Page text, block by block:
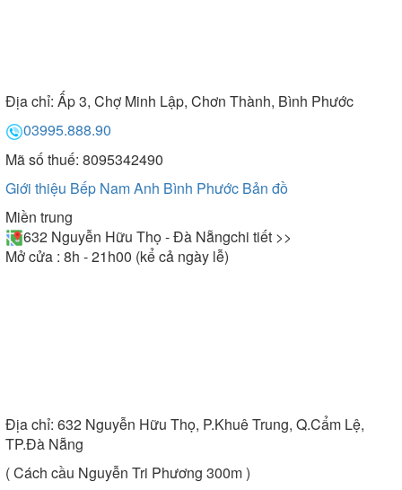
Địa chỉ: Ấp 3, Chợ Minh Lập, Chơn Thành, Bình Phước
03995.888.90
Mã số thuế: 8095342490
Giới thiệu Bếp Nam Anh Bình Phước Bản đồ
Miền trung
632 Nguyễn Hữu Thọ - Đà Nẵngchi tiết >>
Mở cửa : 8h - 21h00 (kể cả ngày lễ)
Địa chỉ: 632 Nguyễn Hữu Thọ, P.Khuê Trung, Q.Cẩm Lệ,
TP.Đà Nẵng
( Cách cầu Nguyễn Tri Phương 300m )